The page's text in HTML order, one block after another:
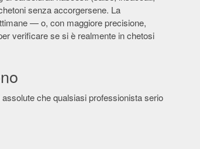
senza accorgersene. La
— o, con maggiore precisione,
verificare se si è realmente in chetosi
che qualsiasi professionista serio